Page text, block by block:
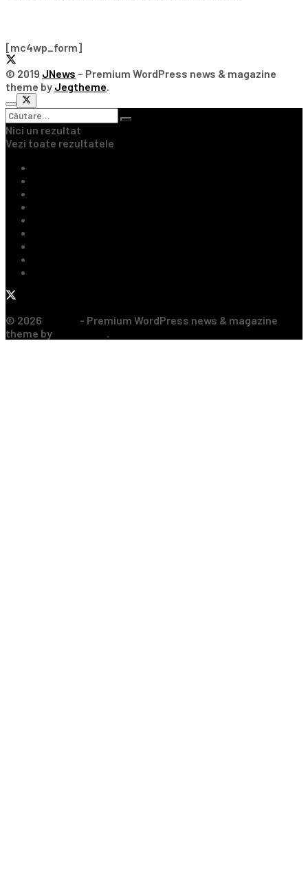
[mc4wp_form]
© 2019 JNews – Premium WordPress news & magazine
theme by Jegtheme
Nici un rezultat
Vezi toate rezultatele
© 2026
- Premium WordPress news & magazine
theme by
.